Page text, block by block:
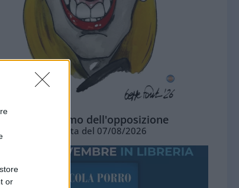
or
L'ottimismo dell'opposizione
Vignetta del 07/08/2026